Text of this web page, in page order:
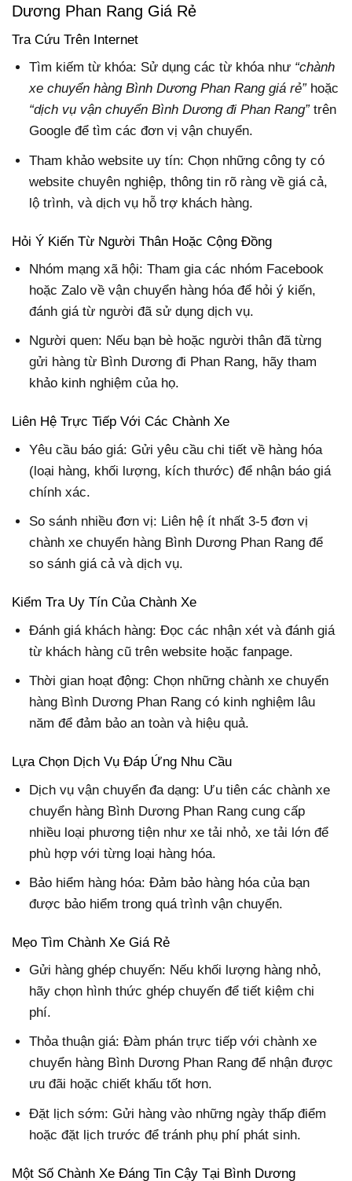
Dương Phan Rang Giá Rẻ
Tra Cứu Trên Internet
Tìm kiếm từ khóa: Sử dụng các từ khóa như “chành
xe chuyển hàng Bình Dương Phan Rang giá rẻ”hoặc
“dịch vụ vận chuyển Bình Dương đi Phan Rang”trên
Google để tìm các đơn vị vận chuyển.
Tham khảo website uy tín: Chọn những công ty có
website chuyên nghiệp, thông tin rõ ràng về giá cả,
lộ trình, và dịch vụ hỗ trợ khách hàng.
Hỏi Ý Kiến Từ Người Thân Hoặc Cộng Đồng
Nhóm mạng xã hội: Tham gia các nhóm Facebook
hoặc Zalo về vận chuyển hàng hóa để hỏi ý kiến,
đánh giá từ người đã sử dụng dịch vụ.
Người quen: Nếu bạn bè hoặc người thân đã từng
gửi hàng từ Bình Dương đi Phan Rang, hãy tham
khảo kinh nghiệm của họ.
Liên Hệ Trực Tiếp Với Các Chành Xe
Yêu cầu báo giá: Gửi yêu cầu chi tiết về hàng hóa
(loại hàng, khối lượng, kích thước) để nhận báo giá
chính xác.
So sánh nhiều đơn vị: Liên hệ ít nhất 3-5 đơn vị
chành xe chuyển hàng Bình Dương Phan Rang để
so sánh giá cả và dịch vụ.
Kiểm Tra Uy Tín Của Chành Xe
Đánh giá khách hàng: Đọc các nhận xét và đánh giá
từ khách hàng cũ trên website hoặc fanpage.
Thời gian hoạt động: Chọn những chành xe chuyển
hàng Bình Dương Phan Rang có kinh nghiệm lâu
năm để đảm bảo an toàn và hiệu quả.
Lựa Chọn Dịch Vụ Đáp Ứng Nhu Cầu
Dịch vụ vận chuyển đa dạng: Ưu tiên các chành xe
chuyển hàng Bình Dương Phan Rang cung cấp
nhiều loại phương tiện như xe tải nhỏ, xe tải lớn để
phù hợp với từng loại hàng hóa.
Bảo hiểm hàng hóa: Đảm bảo hàng hóa của bạn
được bảo hiểm trong quá trình vận chuyển.
Mẹo Tìm Chành Xe Giá Rẻ
Gửi hàng ghép chuyến: Nếu khối lượng hàng nhỏ,
hãy chọn hình thức ghép chuyến để tiết kiệm chi
phí.
Thỏa thuận giá: Đàm phán trực tiếp với chành xe
chuyển hàng Bình Dương Phan Rang để nhận được
ưu đãi hoặc chiết khấu tốt hơn.
Đặt lịch sớm: Gửi hàng vào những ngày thấp điểm
hoặc đặt lịch trước để tránh phụ phí phát sinh.
Một Số Chành Xe Đáng Tin Cậy Tại Bình Dương